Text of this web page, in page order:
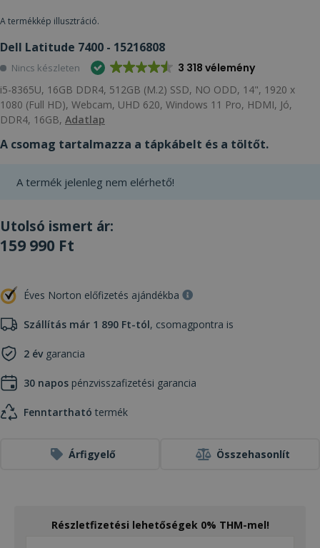
A termékkép illusztráció.
Dell Latitude 7400 - 15216808
Nincs készleten 3 318 vélemény
i5-8365U, 16GB DDR4, 512GB (M.2) SSD, NO ODD, 14", 1920 x
1080 (Full HD), Webcam, UHD 620, Windows 11 Pro, HDMI, Jó,
DDR4, 16GB, Adatlap
A csomag tartalmazza a tápkábelt és a töltőt.
A termék jelenleg nem elérhető!
Utolsó ismert ár:
159 990 Ft
Éves Norton előfizetés ajándékba
Szállítás már 1 890 Ft-tól, csomagpontra is
2 évgarancia
30 napos pénzvisszafizetési garancia
Fenntartható termék
Árfigyelő Összehasonlít
Részletfizetési lehetőségek 0% THM-mel!